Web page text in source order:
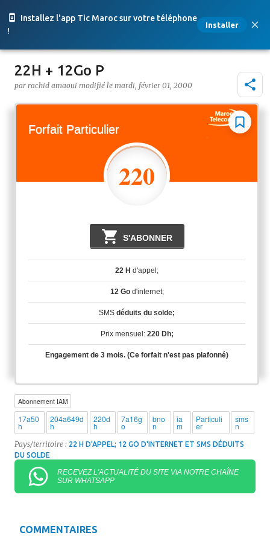
Installez l'app Tic Maroc sur votre téléphone
!
Installer
Accéder au contenu principal
22H + 12Go P
par rachid amaoui le mardi, février 01, 2000
Forfait Particulier
220
Dhs
22 H d'appel;
12 God'internet;
SMS déduits du solde;
Prix mensuel: 220 Dh;
Engagement de 3 mois. (Ce forfait n'est pas plafonné)
Abonnement IAM
17a50
h
204a649d
h
220d
h
7a16g
o
bno
n
ia
m
Particuli
er
sms
n
Pays/territoire : 22 H D'APPEL; 12 GO D'INTERNET ET SMS DÉDUITS
DU SOLDE
RECEVEZ L'ACTUALITÉ DU SITE VIA NOTRE CHAÎNE
SUR WHATSAPP
COMMENTAIRES